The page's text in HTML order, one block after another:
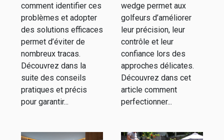
comment identifier ces
problèmes et adopter
des solutions efficaces
permet d’éviter de
nombreux tracas.
Découvrez dans la
suite des conseils
pratiques et précis
pour garantir...
wedge permet aux
golfeurs d’améliorer
leur précision, leur
contrôle et leur
confiance lors des
approches délicates.
Découvrez dans cet
article comment
perfectionner...